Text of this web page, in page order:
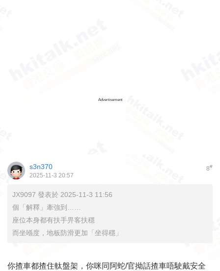
Advertisement
8#
s3n370
2025-11-3 20:57
JX9097 發表於 2025-11-3 11:56
個「解釋」牽強到……
座位本身都有扶手畀客扶穩
而坐喺度，地板防滑更加「坐得穩」
你揸車都揸住軚盤架，你咪同阿蛇/官拗話揸車唔駛戴安全